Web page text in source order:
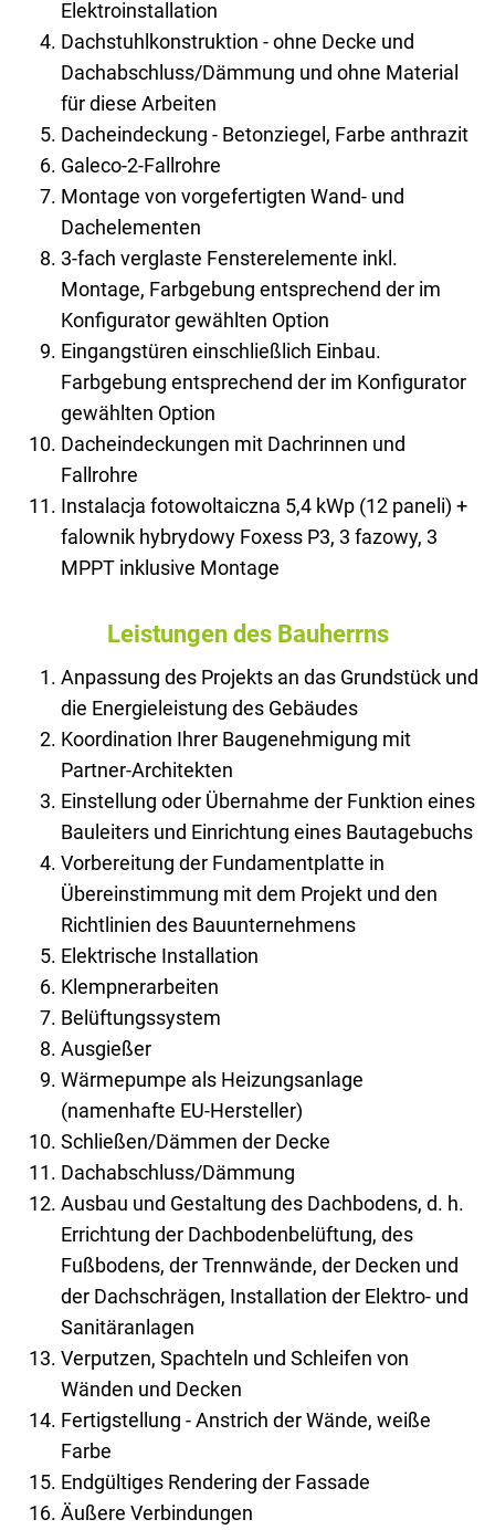
Elektroinstallation
Dachstuhlkonstruktion - ohne Decke und
Dachabschluss/Dämmung und ohne Material
für diese Arbeiten
Dacheindeckung - Betonziegel, Farbe anthrazit
Galeco-2-Fallrohre
Montage von vorgefertigten Wand- und
Dachelementen
3-fach verglaste Fensterelemente inkl.
Montage, Farbgebung entsprechend der im
Konfigurator gewählten Option
Eingangstüren einschließlich Einbau.
Farbgebung entsprechend der im Konfigurator
gewählten Option
Dacheindeckungen mit Dachrinnen und
Fallrohre
Instalacja fotowoltaiczna 5,4 kWp (12 paneli) +
falownik hybrydowy Foxess P3, 3 fazowy, 3
MPPT inklusive Montage
Leistungen des Bauherrns
Anpassung des Projekts an das Grundstück und
die Energieleistung des Gebäudes
Koordination Ihrer Baugenehmigung mit
Partner-Architekten
Einstellung oder Übernahme der Funktion eines
Bauleiters und Einrichtung eines Bautagebuchs
Vorbereitung der Fundamentplatte in
Übereinstimmung mit dem Projekt und den
Richtlinien des Bauunternehmens
Elektrische Installation
Klempnerarbeiten
Belüftungssystem
Ausgießer
Wärmepumpe als Heizungsanlage
(namenhafte EU-Hersteller)
Schließen/Dämmen der Decke
Dachabschluss/Dämmung
Ausbau und Gestaltung des Dachbodens, d. h.
Errichtung der Dachbodenbelüftung, des
Fußbodens, der Trennwände, der Decken und
der Dachschrägen, Installation der Elektro- und
Sanitäranlagen
Verputzen, Spachteln und Schleifen von
Wänden und Decken
Fertigstellung - Anstrich der Wände, weiße
Farbe
Endgültiges Rendering der Fassade
Äußere Verbindungen